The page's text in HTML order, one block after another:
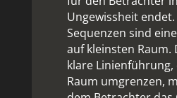
Ungewissheit
Sequenzen sind
auf kleinsten Raum.
klare Linienführung,
Raum umgrenzen,